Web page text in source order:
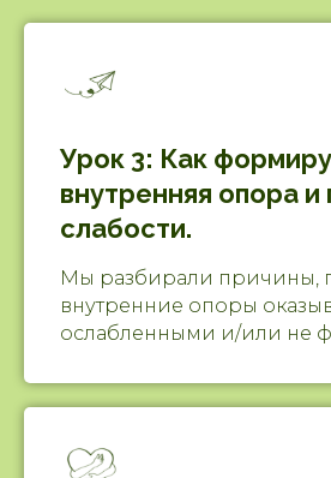
Урок 3: Как
внутренняя опора
слабости.
Мы разбирали причины,
внутренние опоры
ослабленными и/или не